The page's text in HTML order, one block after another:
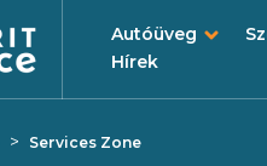
Autóüveg
Hírek
> Services Zone